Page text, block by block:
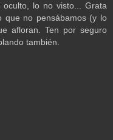
lo no visto... Grata
que no pensábamos (y lo
afloran. Ten por seguro
también.